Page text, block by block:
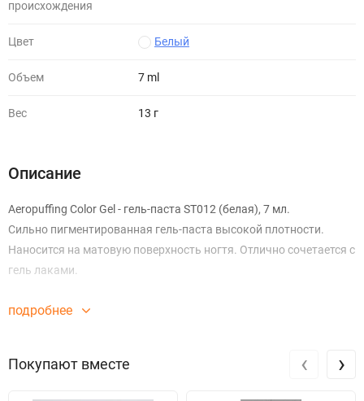
происхождения
Цвет Белый
Объем 7 ml
Вес 13 г
Описание
Aeropuffing Color Gel - гель-паста ST012 (белая), 7 мл.
Сильно пигментированная гель-паста высокой плотности.
Наносится на матовую поверхность ногтя. Отлично сочетается с
гель лаками.
подробнее
Покупают вместе ‹ ›